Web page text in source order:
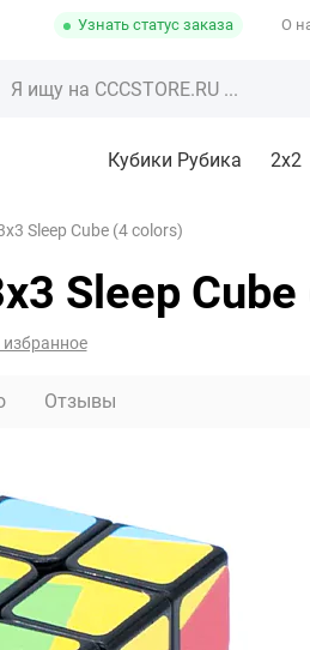
Узнать статус заказа О
Кубики Рубика 2x2
Sleep Cube (4 colors)
Sleep
избранное
Отзывы